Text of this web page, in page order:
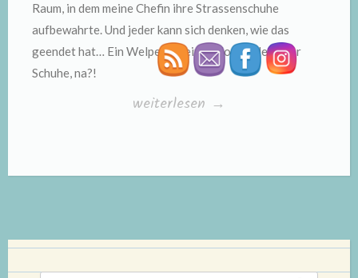
Raum, in dem meine Chefin ihre Strassenschuhe
aufbewahrte. Und jeder kann sich denken, wie das
geendet hat… Ein Welpe und ein verlockendes Paar
Schuhe, na?!
„Tierhalterhaftpflichtversicherung“
weiterlesen →